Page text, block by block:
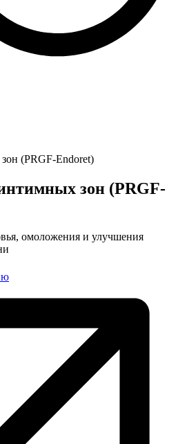
(PRGF-Endoret)
зон (PRGF-
омоложения и улучшения